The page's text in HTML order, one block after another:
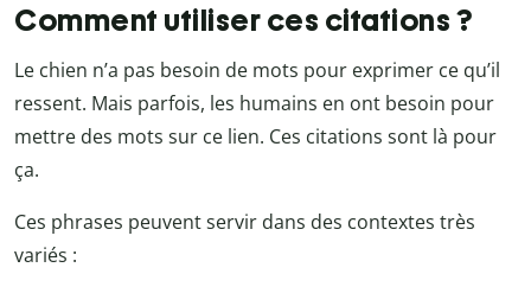
Comment utiliser ces citations ?
Le chien n’a pas besoin de mots pour exprimer ce qu’il
ressent. Mais parfois, les humains en ont besoin pour
mettre des mots sur ce lien. Ces citations sont là pour
ça.
Ces phrases peuvent servir dans des contextes très
variés :